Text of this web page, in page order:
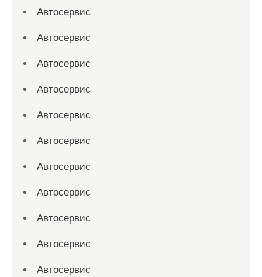
Автосервис
Автосервис
Автосервис
Автосервис
Автосервис
Автосервис
Автосервис
Автосервис
Автосервис
Автосервис
Автосервис